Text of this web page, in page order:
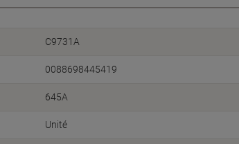
C9731A
0088698445419
645A
Unité